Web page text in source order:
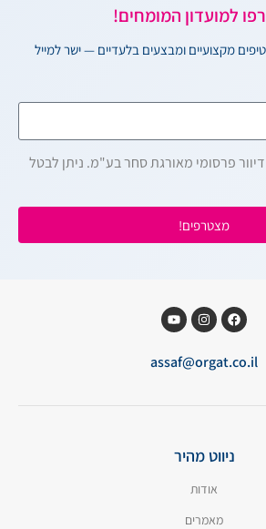
למועדון המומחים!
מקצועיים ומבצעים בלעדיים — ישר למייל
פרסומי מאורגת סחר בע"מ. ניתן לבטל
מצטרפים!
assaf@orgat.co.il
ניווט מהיר
אודות
מאמרים